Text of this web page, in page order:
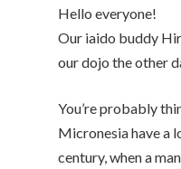
日
:
Hello everyone!
Our iaido buddy
our dojo the other
You’re probably
Micronesia have a
century, when a